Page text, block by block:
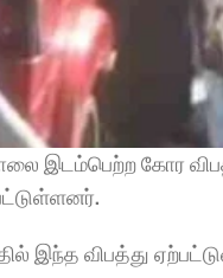
இடம்பெற்ற கோர
இந்த விபத்து